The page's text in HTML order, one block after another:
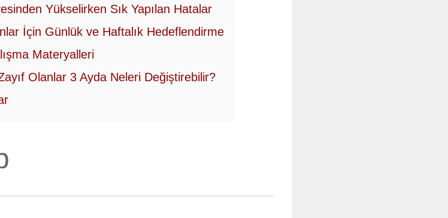
Yükselirken Sık Yapılan Hatalar
İçin Günlük ve Haftalık Hedeflendirme
Materyalleri
Olanlar 3 Ayda Neleri Değiştirebilir?